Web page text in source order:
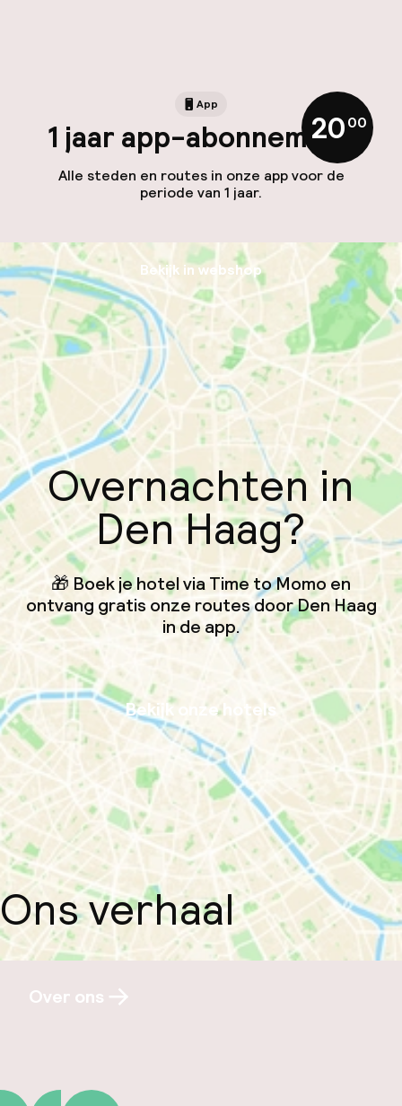
App
1 jaar app-abonnement
Alle steden en routes in onze app voor de
periode van 1 jaar.
20,00
Bekijk in webshop
Overnachten in
Den Haag?
🎁 Boek je hotel via Time to Momo en
ontvang gratis onze routes door Den Haag
in de app.
Bekijk onze hotels
Ons verhaal
Over ons